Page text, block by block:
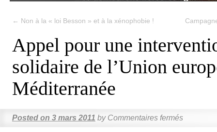
← Non à la « loi Besson » et à la xénophobie !
Appel pour une
solidaire de l’Union
Méditerranée
Posted on 3 mars 2011 by Commentaires fermés